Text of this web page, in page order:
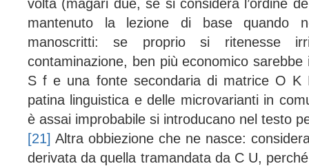
volta (magari due, se si considera l’ordine
mantenuto la lezione di base quando
manoscritti: se proprio si ritenesse
contaminazione, ben più economico
S f e una fonte secondaria di matrice O K
patina linguistica e delle microvarianti in
è assai improbabile si introducano nel testo
[21] Altra obbiezione che ne nasce:
derivata da quella tramandata da C U,